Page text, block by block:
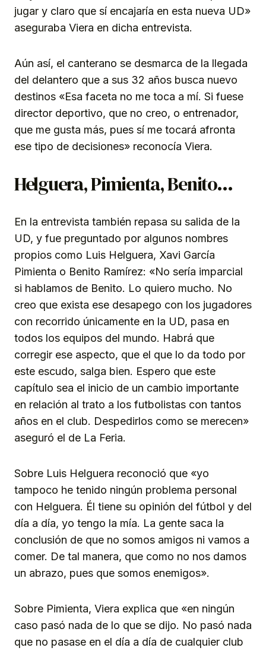
jugar y claro que sí encajaría en esta nueva UD»
aseguraba Viera en dicha entrevista.
Aún así, el canterano se desmarca de la llegada
del delantero que a sus 32 años busca nuevo
destinos «Esa faceta no me toca a mí. Si fuese
director deportivo, que no creo, o entrenador,
que me gusta más, pues sí me tocará afronta
ese tipo de decisiones» reconocía Viera.
Helguera, Pimienta, Benito…
En la entrevista también repasa su salida de la
UD, y fue preguntado por algunos nombres
propios como Luis Helguera, Xavi García
Pimienta o Benito Ramírez: «No sería imparcial
si hablamos de Benito. Lo quiero mucho. No
creo que exista ese desapego con los jugadores
con recorrido únicamente en la UD, pasa en
todos los equipos del mundo. Habrá que
corregir ese aspecto, que el que lo da todo por
este escudo, salga bien. Espero que este
capítulo sea el inicio de un cambio importante
en relación al trato a los futbolistas con tantos
años en el club. Despedirlos como se merecen»
aseguró el de La Feria.
Sobre Luis Helguera reconoció que «yo
tampoco he tenido ningún problema personal
con Helguera. Él tiene su opinión del fútbol y del
día a día, yo tengo la mía. La gente saca la
conclusión de que no somos amigos ni vamos a
comer. De tal manera, que como no nos damos
un abrazo, pues que somos enemigos».
Sobre Pimienta, Viera explica que «en ningún
caso pasó nada de lo que se dijo. No pasó nada
que no pasase en el día a día de cualquier club